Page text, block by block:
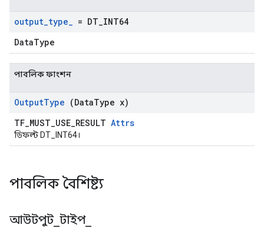
output_type_ = DT INT64
DataType
পাবলিক ফাংশন
OutputType (DataType x)
TF_MUST_USE_RESULT Attrs
ডিফল্ট DT_INT64।
পাবলিক বৈশিষ্ট্য
আউটপুট_ টাইপ_